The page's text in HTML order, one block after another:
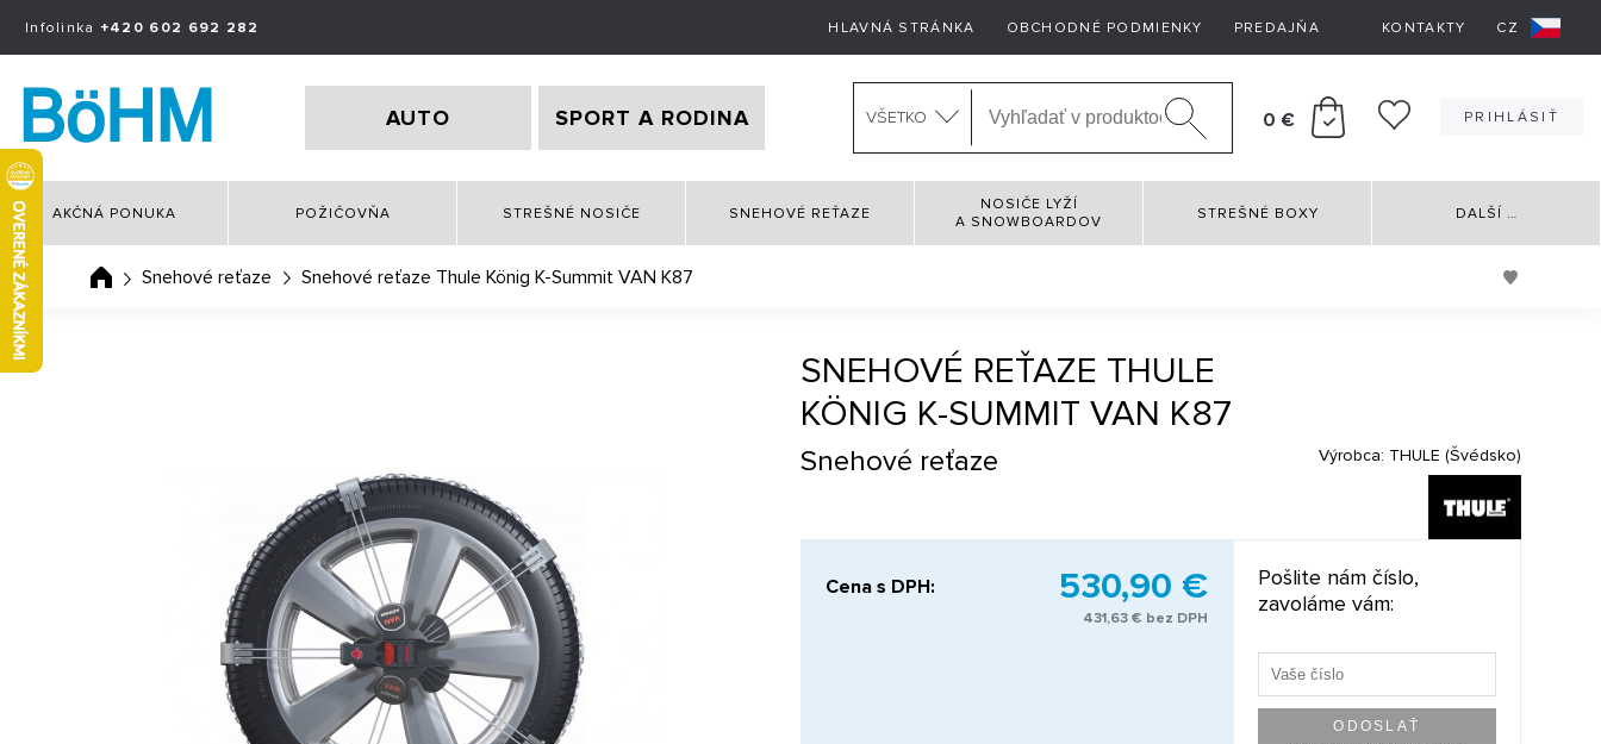
Infolinka +420 602 692 282 HLAVNÁ STRÁNKA OBCHODNÉ PODMIENKY PREDAJŇA KONTAKTY CZ
AUTO SPORT A RODINA VŠETKO 0 € PRIHLÁSIŤ
AKČNÁ PONUKA POŽIČOVŇA STREŠNÉ NOSIČE SNEHOVÉ REŤAZE
NOSIČE LYŽÍ
A SNOWBOARDOV
STREŠNÉ BOXY DALŠÍ …
Snehové reťaze Snehové reťaze Thule König K-Summit VAN K87
SNEHOVÉ REŤAZE THULE
KÖNIG K-SUMMIT VAN K87
Snehové reťaze Výrobca: THULE (Švédsko)
Cena s DPH: 530,90 €
431,63 € bez DPH
Pošlite nám číslo,
zavoláme vám: